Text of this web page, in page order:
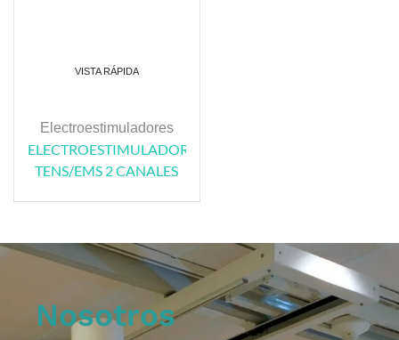
VISTA RÁPIDA
Electroestimuladores
ELECTROESTIMULADOR
TENS/EMS 2 CANALES
Nosotros